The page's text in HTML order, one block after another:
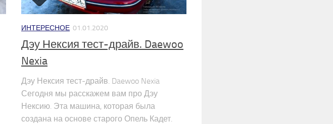
ИНТЕРЕСНОЕ 01.01.2020
Дэу Нексия тест-драйв. Daewoo
Nexia
Дэу Нексия тест-драйв. Daewoo Nexia
Сегодня мы расскажем вам про Дэу
Нексию. Эта машина, которая была
создана на основе старого Опель Кадет.